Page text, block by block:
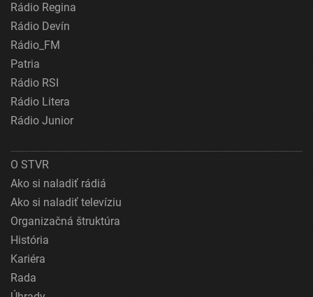
Rádio Regina
Rádio Devín
Rádio_FM
Patria
Rádio RSI
Rádio Litera
Rádio Junior
O STVR
Ako si naladiť rádiá
Ako si naladiť televíziu
Organizačná štruktúra
História
Kariéra
Rada